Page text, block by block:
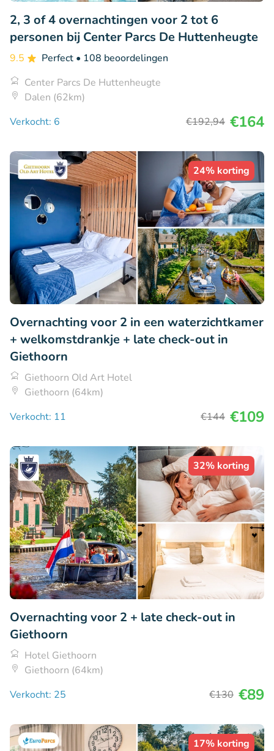
2, 3 of 4 overnachtingen voor 2 tot 6
personen bij Center Parcs De Huttenheugte
9.5 Perfect • 108 beoordelingen
Center Parcs De Huttenheugte
Dalen (62km)
Verkocht: 6
€192,94 €164
24% korting
Overnachting voor 2 in een waterzichtkamer
+ welkomstdrankje + late check-out in
Giethoorn
Giethoorn Old Art Hotel
Giethoorn (64km)
Verkocht: 11
€144 €109
32% korting
Overnachting voor 2 + late check-out in
Giethoorn
Hotel Giethoorn
Giethoorn (64km)
Verkocht: 25
€130 €89
17% korting